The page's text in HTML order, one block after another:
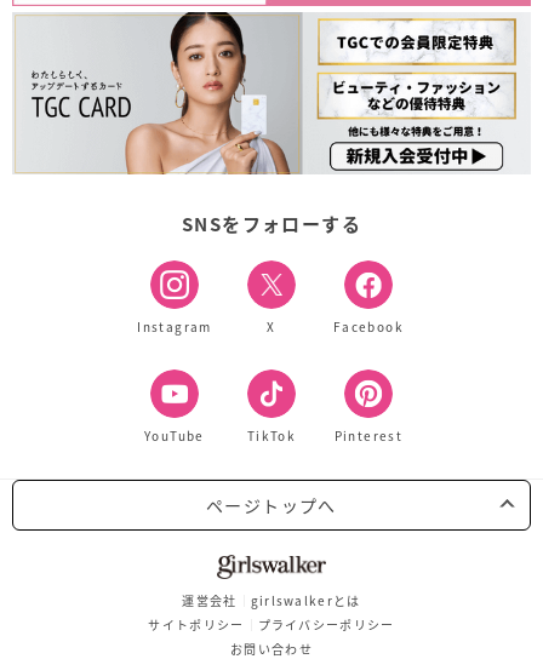
SNSをフォローする
Instagram X Facebook
YouTube TikTok Pinterest
ページトップへ
運営会社
girlswalkerとは
サイトポリシー
プライバシーポリシー
お問い合わせ